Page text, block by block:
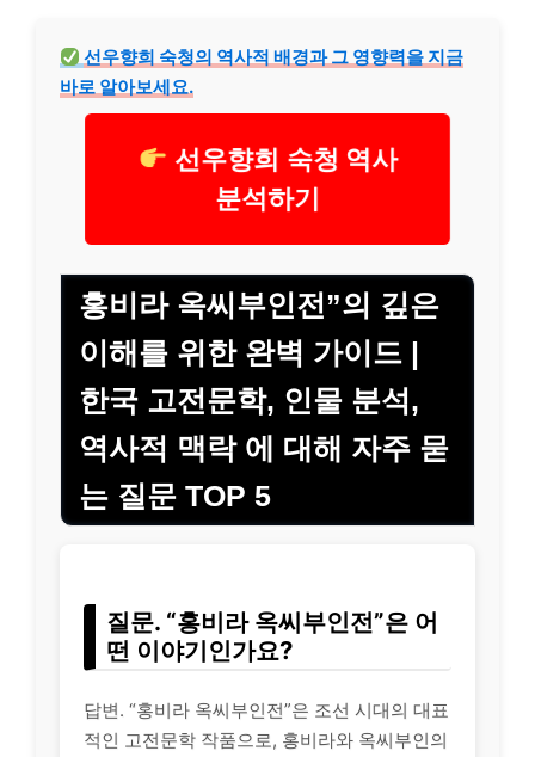
선우향희 숙청의 역사적 배경과 그 영향력을 지금
바로 알아보세요.
선우향희 숙청 역사
분석하기
홍비라 옥씨부인전”의 깊은
이해를 위한 완벽 가이드 |
한국 고전문학, 인물 분석,
역사적 맥락 에 대해 자주 묻
는 질문 TOP 5
질문. “홍비라 옥씨부인전”은 어
떤 이야기인가요?
답변. “홍비라 옥씨부인전”은 조선 시대의 대표
적인 고전문학 작품으로, 홍비라와 옥씨부인의